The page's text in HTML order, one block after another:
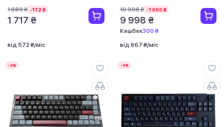
1 889 ₴ -172 ₴
1 717 ₴
від 572 ₴/міс
10 998 ₴ -1 000 ₴
9 998 ₴
Кешбек300 ₴
від 667 ₴/міс
-9% -9%